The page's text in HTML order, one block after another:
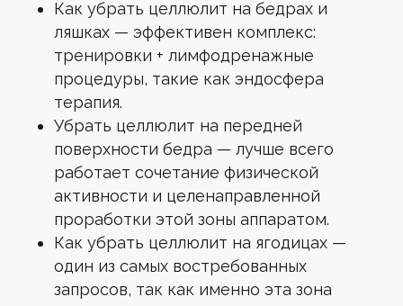
Как убрать целлюлит на бедрах и
ляшках — эффективен комплекс:
тренировки + лимфодренажные
процедуры, такие как эндосфера
терапия.
Убрать целлюлит на передней
поверхности бедра — лучше всего
работает сочетание физической
активности и целенаправленной
проработки этой зоны аппаратом.
Как убрать целлюлит на ягодицах —
один из самых востребованных
запросов, так как именно эта зона